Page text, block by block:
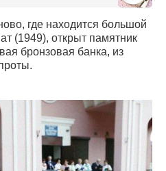
где находится большой
(1949), открыт памятник
бронзовая банка, из